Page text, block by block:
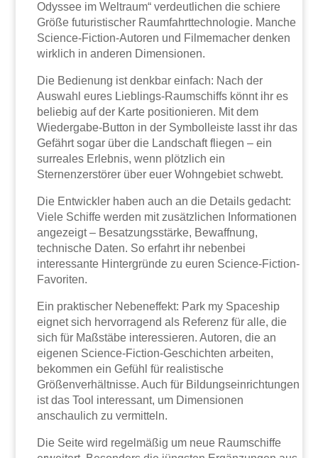
Odyssee im Weltraum“ verdeutlichen die schiere
Größe futuristischer Raumfahrttechnologie. Manche
Science-Fiction-Autoren und Filmemacher denken
wirklich in anderen Dimensionen.
Die Bedienung ist denkbar einfach: Nach der
Auswahl eures Lieblings-Raumschiffs könnt ihr es
beliebig auf der Karte positionieren. Mit dem
Wiedergabe-Button in der Symbolleiste lasst ihr das
Gefährt sogar über die Landschaft fliegen – ein
surreales Erlebnis, wenn plötzlich ein
Sternenzerstörer über euer Wohngebiet schwebt.
Die Entwickler haben auch an die Details gedacht:
Viele Schiffe werden mit zusätzlichen Informationen
angezeigt – Besatzungsstärke, Bewaffnung,
technische Daten. So erfahrt ihr nebenbei
interessante Hintergründe zu euren Science-Fiction-
Favoriten.
Ein praktischer Nebeneffekt: Park my Spaceship
eignet sich hervorragend als Referenz für alle, die
sich für Maßstäbe interessieren. Autoren, die an
eigenen Science-Fiction-Geschichten arbeiten,
bekommen ein Gefühl für realistische
Größenverhältnisse. Auch für Bildungseinrichtungen
ist das Tool interessant, um Dimensionen
anschaulich zu vermitteln.
Die Seite wird regelmäßig um neue Raumschiffe